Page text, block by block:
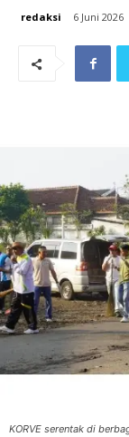
redaksi 6 Juni 2026
KORVE serentak di